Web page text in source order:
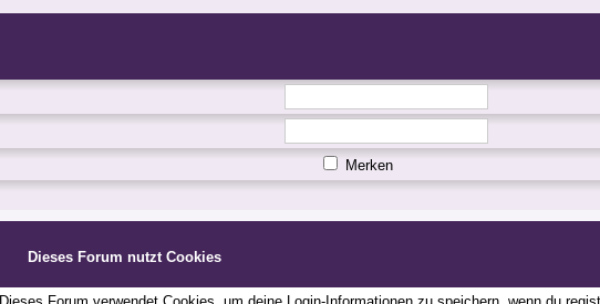
Dieses Forum nutzt Cookies
Merken